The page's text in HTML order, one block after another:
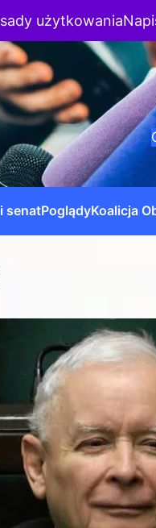
użytkowania
senatPoglądyKoalicja